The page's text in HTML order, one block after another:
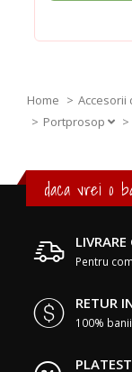
Home Accesorii
Portprosop
>
daca vrei o
Pentru
RETUR
100%